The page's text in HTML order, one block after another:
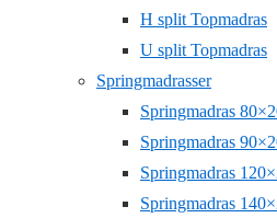
H split Topmadras
U split Topmadras
Springmadrasser
Springmadras
Springmadras
Springmadras
Springmadras